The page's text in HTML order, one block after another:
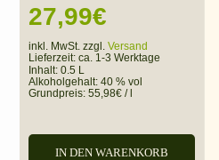
27,99€
inkl. MwSt. zzgl. Versand
Lieferzeit: ca. 1-3 Werktage
Inhalt: 0.5 L
Alkoholgehalt: 40 % vol
Grundpreis: 55,98€ /l
IN DEN WARENKORB